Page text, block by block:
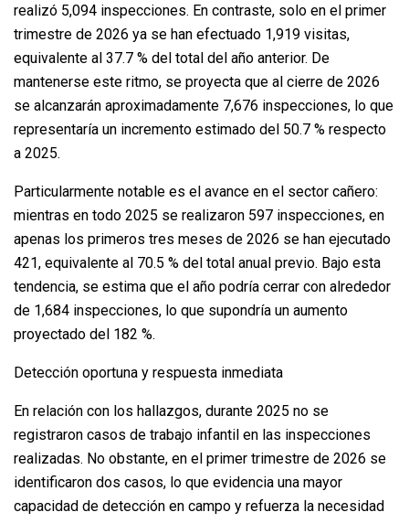
realizó 5,094 inspecciones. En contraste, solo en el primer
trimestre de 2026 ya se han efectuado 1,919 visitas,
equivalente al 37.7 % del total del año anterior. De
mantenerse este ritmo, se proyecta que al cierre de 2026
se alcanzarán aproximadamente 7,676 inspecciones, lo que
representaría un incremento estimado del 50.7 % respecto
a 2025.
Particularmente notable es el avance en el sector cañero:
mientras en todo 2025 se realizaron 597 inspecciones, en
apenas los primeros tres meses de 2026 se han ejecutado
421, equivalente al 70.5 % del total anual previo. Bajo esta
tendencia, se estima que el año podría cerrar con alrededor
de 1,684 inspecciones, lo que supondría un aumento
proyectado del 182 %.
Detección oportuna y respuesta inmediata
En relación con los hallazgos, durante 2025 no se
registraron casos de trabajo infantil en las inspecciones
realizadas. No obstante, en el primer trimestre de 2026 se
identificaron dos casos, lo que evidencia una mayor
capacidad de detección en campo y refuerza la necesidad